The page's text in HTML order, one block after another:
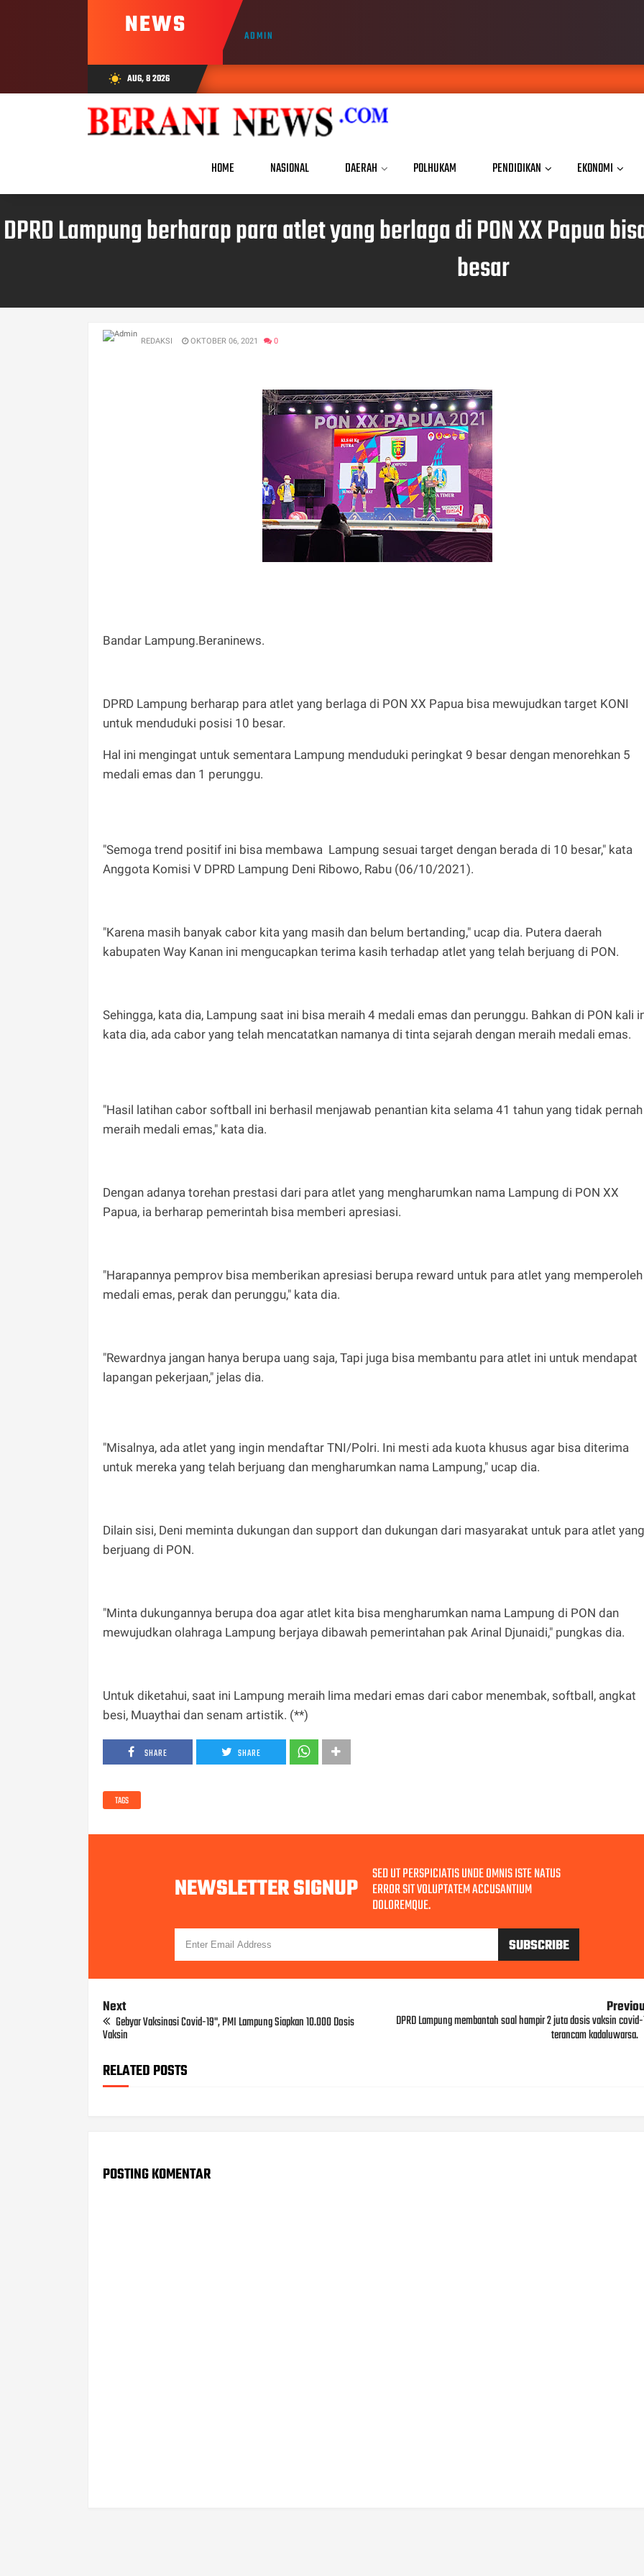
NEWS ADMIN
wb_sunny AUG, 8 2026
HOME NASIONAL DAERAH POLHUKAM PENDIDIKAN EKONOMI
DPRD Lampung berharap para atlet yang berlaga di PON XX Papua
besar
REDAKSI OKTOBER 06, 2021 0
Bandar Lampung.Beraninews.
DPRD Lampung berharap para atlet yang berlaga di PON XX Papua bisa mewujudkan target KONI
untuk menduduki posisi 10 besar.
Hal ini mengingat untuk sementara Lampung menduduki peringkat 9 besar dengan menorehkan 5
medali emas dan 1 perunggu.
"Semoga trend positif ini bisa membawa Lampung sesuai target dengan berada di 10 besar," kata
Anggota Komisi V DPRD Lampung Deni Ribowo, Rabu (06/10/2021).
"Karena masih banyak cabor kita yang masih dan belum bertanding," ucap dia. Putera daerah
kabupaten Way Kanan ini mengucapkan terima kasih terhadap atlet yang telah berjuang di PON.
Sehingga, kata dia, Lampung saat ini bisa meraih 4 medali emas dan perunggu. Bahkan di PON kali
kata dia, ada cabor yang telah mencatatkan namanya di tinta sejarah dengan meraih medali emas.
"Hasil latihan cabor softball ini berhasil menjawab penantian kita selama 41 tahun yang tidak pernah
meraih medali emas," kata dia.
Dengan adanya torehan prestasi dari para atlet yang mengharumkan nama Lampung di PON XX
Papua, ia berharap pemerintah bisa memberi apresiasi.
"Harapannya pemprov bisa memberikan apresiasi berupa reward untuk para atlet yang memperoleh
medali emas, perak dan perunggu," kata dia.
"Rewardnya jangan hanya berupa uang saja, Tapi juga bisa membantu para atlet ini untuk mendapat
lapangan pekerjaan," jelas dia.
"Misalnya, ada atlet yang ingin mendaftar TNI/Polri. Ini mesti ada kuota khusus agar bisa diterima
untuk mereka yang telah berjuang dan mengharumkan nama Lampung," ucap dia.
Dilain sisi, Deni meminta dukungan dan support dan dukungan dari masyarakat untuk para atlet yang
berjuang di PON.
"Minta dukungannya berupa doa agar atlet kita bisa mengharumkan nama Lampung di PON dan
mewujudkan olahraga Lampung berjaya dibawah pemerintahan pak Arinal Djunaidi," pungkas dia.
Untuk diketahui, saat ini Lampung meraih lima medari emas dari cabor menembak, softball, angkat
besi, Muaythai dan senam artistik. (**)
SHARE SHARE
TAGS
NEWSLETTER SIGNUP SED UT PERSPICIATIS UNDE OMNIS ISTE NATUS
ERROR SIT VOLUPTATEM ACCUSANTIUM
DOLOREMQUE.
Next
Gebyar Vaksinasi Covid-19", PMI Lampung Siapkan 10.000 Dosis
Vaksin
DPRD Lampung membantah soal hampir 2 juta dosis vaksin
terancam kadaluwarsa.
RELATED POSTS
POSTING KOMENTAR